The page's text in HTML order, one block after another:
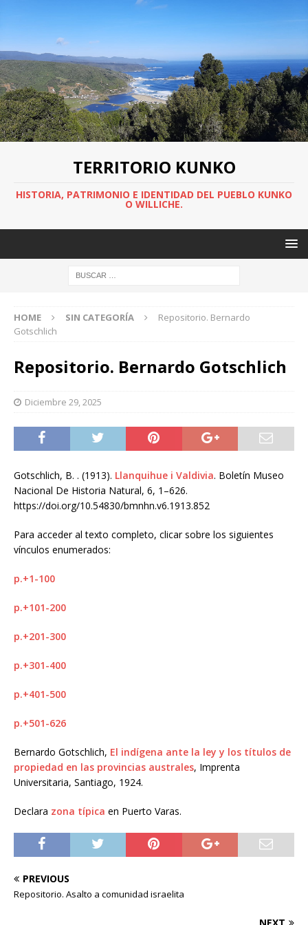
TERRITORIO KUNKO
HISTORIA, PATRIMONIO E IDENTIDAD DEL PUEBLO KUNKO
O WILLICHE.
HOME SIN CATEGORÍA
Repositorio. Bernardo
Gotschlich
Repositorio. Bernardo Gotschlich
Diciembre 29, 2025
Gotschlich, B. . (1913). Llanquihue i Valdivia. Boletín Museo
Nacional De Historia Natural, 6, 1–626.
https://doi.org/10.54830/bmnhn.v6.1913.852
Para acceder al texto completo, clicar sobre los siguientes
vínculos enumerados:
p.+1-100
p.+101-200
p.+201-300
p.+301-400
p.+401-500
p.+501-626
Bernardo Gotschlich, El indígena ante la ley y los títulos de
propiedad en las provincias australes, Imprenta
Universitaria, Santiago, 1924.
Declara zona típica en Puerto Varas.
PREVIOUS
Repositorio. Asalto a comunidad israelita